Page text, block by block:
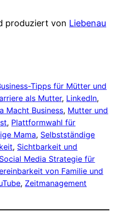
produziert von Liebenau
Tipps für Mütter und
als Mutter, LinkedIn
Macht Business, Mutter und
, Plattformwahl für
Mama, Selbstständige
, Sichtbarkeit und
Social Media Strategie für
von Familie und
, Zeitmanagement